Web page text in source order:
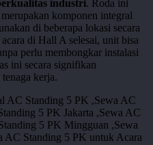
industri. Roda ini
komponen integral
di beberapa lokasi secara
di Hall A selesai, unit bisa
perlu membongkar instalasi
ini secara signifikan
kerja.